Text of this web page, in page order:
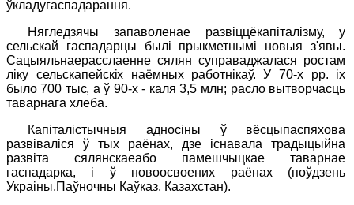
ўкладугаспадарання.
Нягледзячы запаволенае развіццёкапіталізму, у
сельскай гаспадарцы былі прыкметнымі новыя з'явы.
Сацыяльнаерасслаенне сялян суправаджалася ростам
ліку сельскапейскіх наёмных работнікаў. У 70-х pp. іх
было 700 тыс, а ў 90-х - каля 3,5 млн; расло вытворчасць
таварнага хлеба.
Капіталістычныя адносіны ў вёсцыпаспяхова
развіваліся ў тых раёнах, дзе існавала традыцыйна
развіта сялянскаеабо памешчыцкае таварнае
гаспадарка, і ў новоосвоених раёнах (поўдзень
Украіны,Паўночны Каўказ, Казахстан).